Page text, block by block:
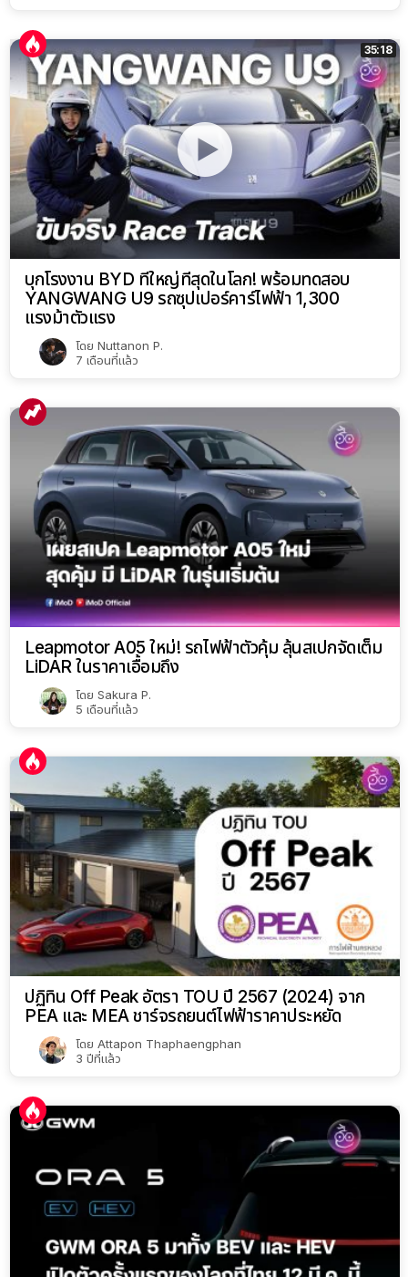
35:18
บุกโรงงาน BYD ที่ใหญ่ที่สุดในโลก! พร้อมทดสอบ
YANGWANG U9 รถซุปเปอร์คาร์ไฟฟ้า 1,300
แรงม้าตัวแรง
โดย Nuttanon P.
7 เดือนที่แล้ว
Leapmotor A05 ใหม่! รถไฟฟ้าตัวคุ้ม ลุ้นสเปกจัดเต็ม
LiDAR ในราคาเอื้อมถึง
โดย Sakura P.
5 เดือนที่แล้ว
ปฏิทิน Off Peak อัตรา TOU ปี 2567 (2024) จาก
PEA และ MEA ชาร์จรถยนต์ไฟฟ้าราคาประหยัด
โดย Attapon Thaphaengphan
3 ปีที่แล้ว